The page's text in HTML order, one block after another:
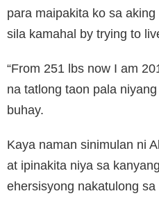
para maipakita ko sa
sila kamahal by trying to
“From 251 lbs now I am
na tatlong taon pala
buhay.
Kaya naman sinimulan ni
at ipinakita niya sa
ehersisyong nakatulong